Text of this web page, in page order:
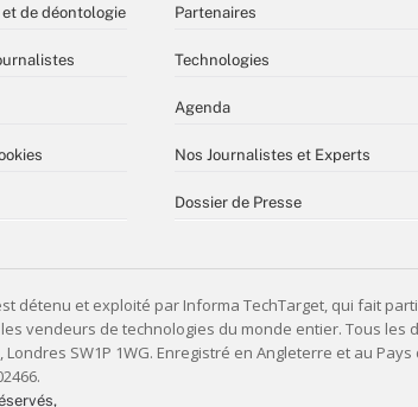
de déontologie Partenaires
Technologies
Agenda
Nos Journalistes et Experts
Dossier de Presse